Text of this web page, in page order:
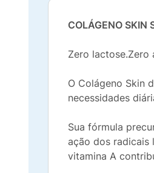
COLÁGENO SKIN
Zero lactose.Zero
O Colágeno Skin
necessidades
Sua fórmula
ação dos radicais
vitamina A